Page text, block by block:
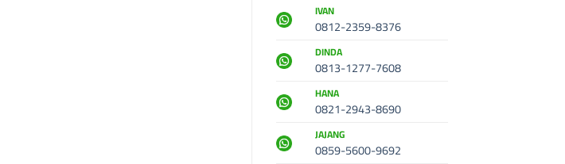
IVAN
0812-2359-8376
DINDA
0813-1277-7608
HANA
0821-2943-8690
JAJANG
0859-5600-9692